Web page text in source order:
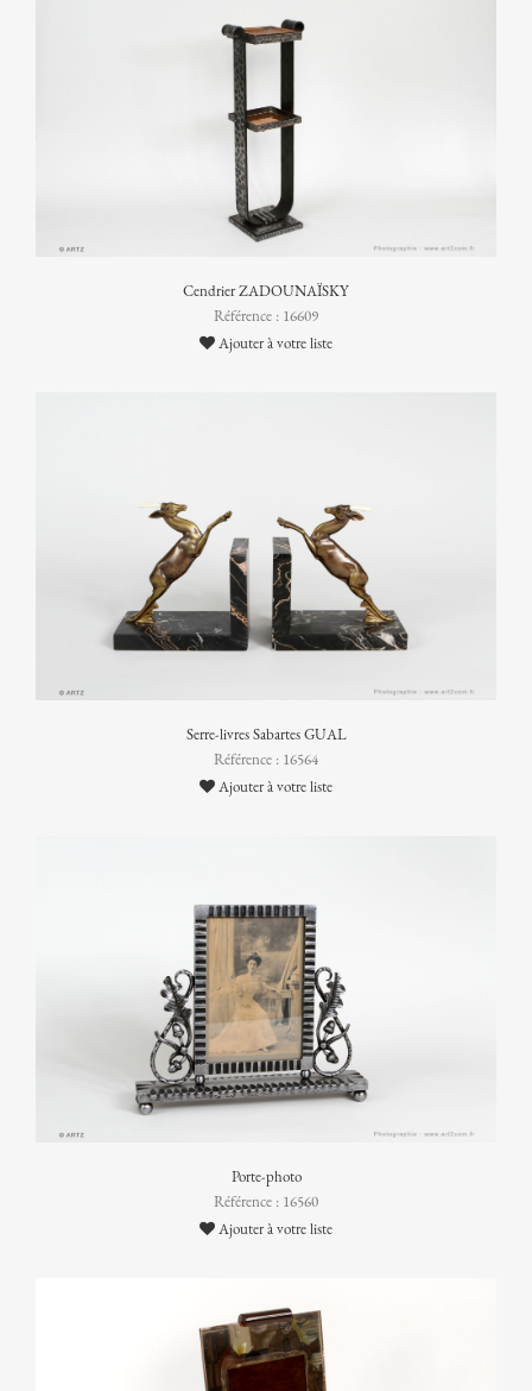
Cendrier ZADOUNAÏSKY
Référence : 16609
Ajouter à votre liste
Serre-livres Sabartes GUAL
Référence : 16564
Ajouter à votre liste
Porte-photo
Référence : 16560
Ajouter à votre liste